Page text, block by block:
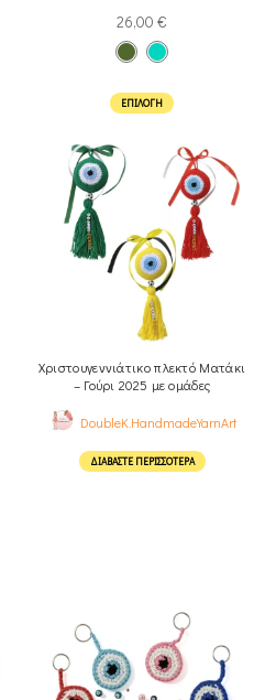
26,00 €
ΕΠΙΛΟΓΉ
Χριστουγεννιάτικο πλεκτό Ματάκι
– Γούρι 2025 με ομάδες
DoubleK.HandmadeYarnArt
ΔΙΑΒΆΣΤΕ ΠΕΡΙΣΣΌΤΕΡΑ